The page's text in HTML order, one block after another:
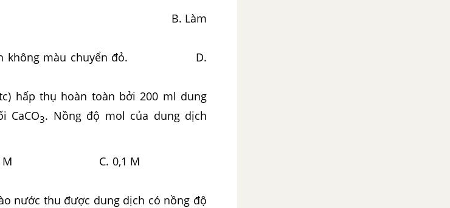
đỏ B. Làm
không màu chuyển đỏ. D.
hấp thụ hoàn toàn bởi 200 ml dung
CaCO3. Nồng độ mol của dung dịch
M C. 0,1 M
nước thu được dung dịch có nồng độ